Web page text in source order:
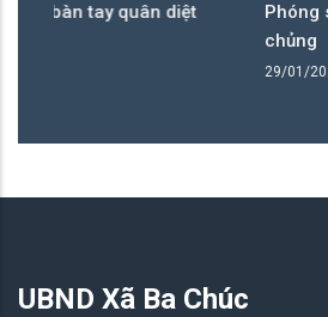
quân diệt
Phóng sự Đất chín
UBND Xã Ba Chúc